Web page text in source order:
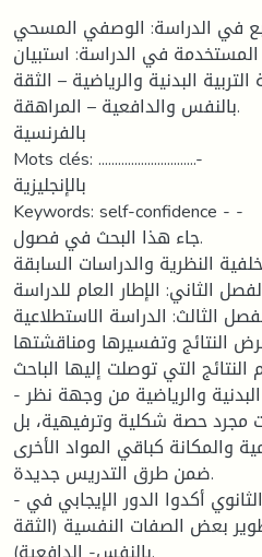
في الدراسة: الوصفي المسحي
المستخدمة في الدراسة: استبيان.
البدنية والرياضية – الثقة
بالنفس والدافعية – المراهقة.
بالفرنسية
Mots clés: ..............................-
بالإنجليزية
Keywords: self-confidence - -
جاء هذا البحث في فصول.
النظرية والدراسات السابقة
الثاني: الإطار العام للدراسة
الثالث: الدراسة الاستطلاعية
النتائج وتفسيرها ومناقشتها
التي توصلت إليها الباحث :
- واتضح لنا أن حصة التربية البدنية والرياضية من وجهة نظر
مجرد حصة شكلية وترفيهية، بل
والمكانة كباقي المواد الأخرى
ضمن طرق التدريس جديدة.
- ان اغلبية تلاميذ الطور الثانوي أكدوا الدور الإيجابي في
بعض الصفات النفسية (الثقة